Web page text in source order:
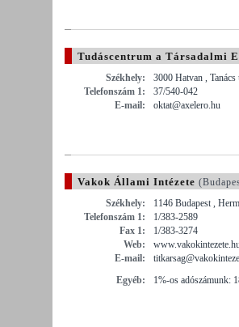
Tudáscentrum a Társadalmi
Székhely:
3000 Hatvan , Tanács
Telefonszám 1:
37/540-042
E-mail:
oktat@axelero.hu
Vakok Állami Intézete
Székhely:
1146 Budapest ,
Telefonszám 1:
1/383-2589
Fax 1:
1/383-3274
Web:
www.vakokintezete.hu
E-mail:
Egyéb:
1%-os adószámunk: